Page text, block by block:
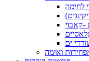
לחימה
-קאבוי
ים
ואימה